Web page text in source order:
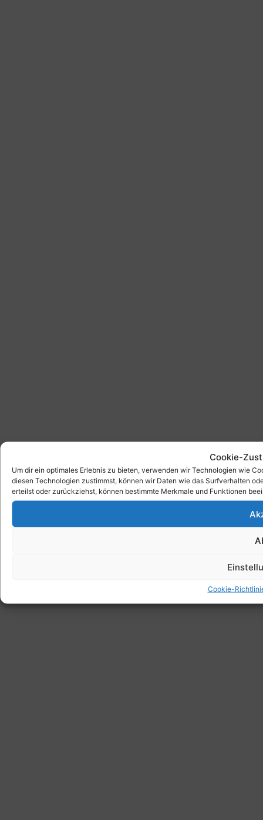
Cookie-
Um dir ein optimales Erlebnis zu bieten, verwenden wir Technologien wie
diesen Technologien zustimmst, können wir Daten wie das Surfverhalten
erteilst oder zurückziehst, können bestimmte Merkmale und Funktionen
Cookie-